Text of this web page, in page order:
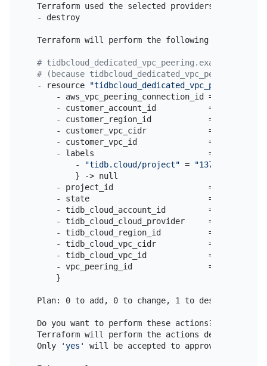
Terraform used the selected providers to
  - destroy
  Terraform will perform the following actions:
# tidbcloud_dedicated_vpc_peering.example will
# (because
  - resource
"tidbcloud_dedicated_vpc_peering"
      - aws_vpc_peering_connection_id =
      - customer_account_id           =
      - customer_region_id            =
      - customer_vpc_cidr             =
      - customer_vpc_id               =
      - labels                        = {
          -
"tidb.cloud/project" =
          } -> null
      - project_id                    =
      - state                         =
      - tidb_cloud_account_id         =
      - tidb_cloud_cloud_provider     =
      - tidb_cloud_region_id          =
      - tidb_cloud_vpc_cidr           =
      - tidb_cloud_vpc_id             =
      - vpc_peering_id                =
      }
  Plan: 0 to add, 0 to change, 1 to destroy.
  Do you want to perform these actions?
Terraform will perform the actions described
  Only
'yes' will be accepted to approve.